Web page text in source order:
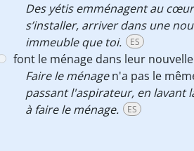
Des yétis emménagent au
s’installer, arriver dans une
immeuble que toi.
ES
font le ménage dans leur
Faire le ménagen'a pas le
passant l'aspirateur, en lavant
à faire le ménage.
ES